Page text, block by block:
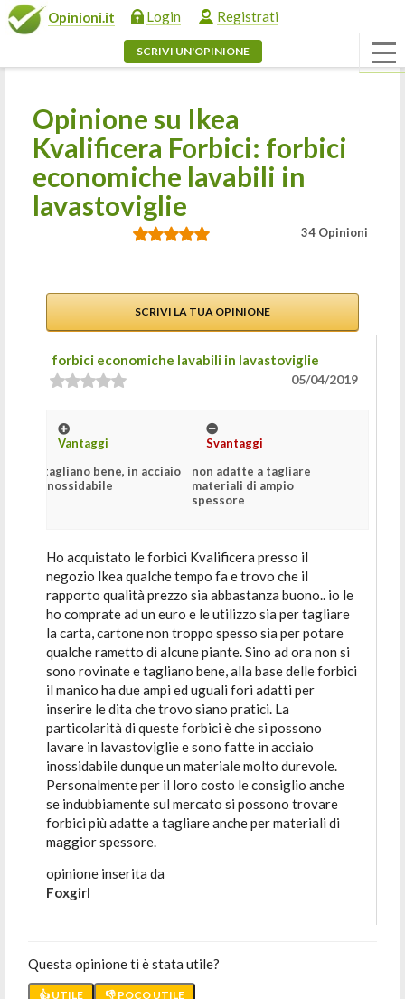
Opinioni.it Login Registrati
SCRIVI UN'OPINIONE
Opinione su Ikea
Kvalificera Forbici: forbici
economiche lavabili in
lavastoviglie
34 Opinioni
SCRIVI LA TUA OPINIONE
forbici economiche lavabili in lavastoviglie
05/04/2019
Vantaggi
tagliano bene, in acciaio
inossidabile
Svantaggi
non adatte a tagliare
materiali di ampio
spessore
Ho acquistato le forbici Kvalificera presso il
negozio Ikea qualche tempo fa e trovo che il
rapporto qualità prezzo sia abbastanza buono.. io le
ho comprate ad un euro e le utilizzo sia per tagliare
la carta, cartone non troppo spesso sia per potare
qualche rametto di alcune piante. Sino ad ora non si
sono rovinate e tagliano bene, alla base delle forbici
il manico ha due ampi ed uguali fori adatti per
inserire le dita che trovo siano pratici. La
particolarità di queste forbici è che si possono
lavare in lavastoviglie e sono fatte in acciaio
inossidabile dunque un materiale molto durevole.
Personalmente per il loro costo le consiglio anche
se indubbiamente sul mercato si possono trovare
forbici più adatte a tagliare anche per materiali di
maggior spessore.
opinione inserita da
Foxgirl
Questa opinione ti è stata utile?
👍 UTILE 👎 POCO UTILE